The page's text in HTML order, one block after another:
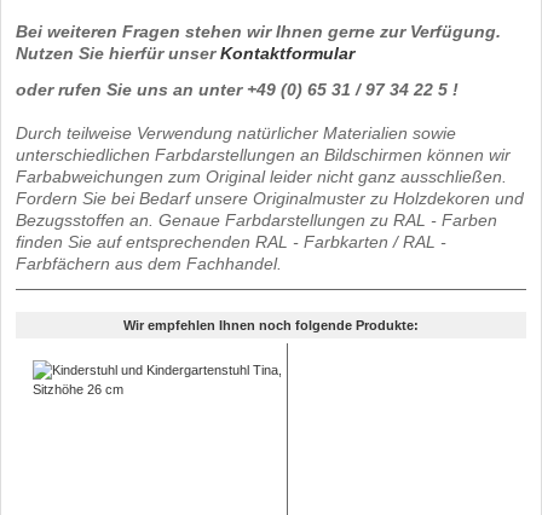
Bei weiteren Fragen stehen wir Ihnen gerne zur Verfügung.
Nutzen Sie hierfür unserKontaktformular
oder rufen Sie uns an unter +49 (0) 65 31 / 97 34 22 5 !
Durch teilweise Verwendung natürlicher Materialien sowie
unterschiedlichen Farbdarstellungen an Bildschirmen können wir
Farbabweichungen zum Original leider nicht ganz ausschließen.
Fordern Sie bei Bedarf unsere Originalmuster zu Holzdekoren und
Bezugsstoffen an. Genaue Farbdarstellungen zu RAL - Farben
finden Sie auf entsprechenden RAL - Farbkarten / RAL -
Farbfächern aus dem Fachhandel.
Wir empfehlen Ihnen noch folgende Produkte: